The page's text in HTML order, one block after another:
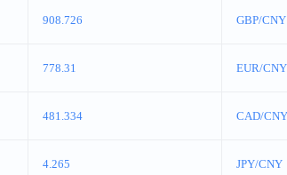
908.726 GBP/CNY
778.31 EUR/CNY
481.334 CAD/CNY
4.265 JPY/CNY